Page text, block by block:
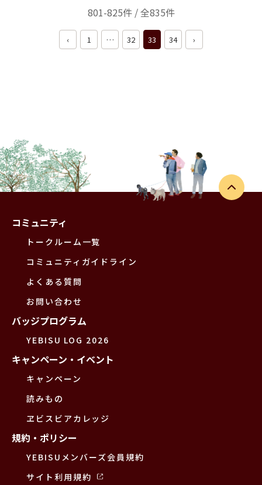
801-825件 / 全835件
‹ 1 … 32 33 34 ›
コミュニティ
トークルーム一覧
コミュニティガイドライン
よくある質問
お問い合わせ
バッジプログラム
YEBISU LOG 2026
キャンペーン・イベント
キャンペーン
読みもの
ヱビスビアカレッジ
規約・ポリシー
YEBISUメンバーズ会員規約
サイト利用規約